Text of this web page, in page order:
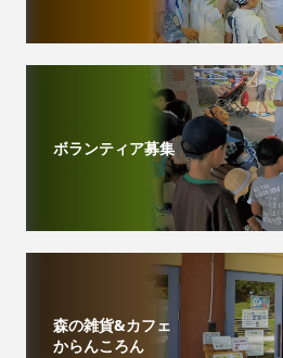
ボランティア募集
森の雑貨&カフェ
からんころん